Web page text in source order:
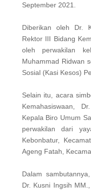
September 2021.
Diberikan oleh Dr.
Rektor III Bidang
oleh perwakilan
Muhammad Ridwan
Sosial (Kasi Kesos)
Selain itu, acara
Kemahasiswaan,
Kepala Biro Umum
perwakilan dari
Kebonbatur,
Ageng Fatah,
Dalam
Dr. Kusni Ingsih